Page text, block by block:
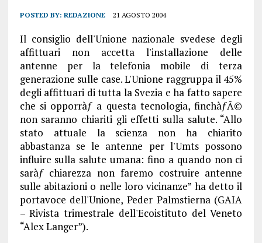
POSTED BY: REDAZIONE 21 AGOSTO 2004
Il consiglio dell'Unione nazionale svedese degli
affittuari non accetta l'installazione delle
antenne per la telefonia mobile di terza
generazione sulle case. L'Unione raggruppa il 45%
degli affittuari di tutta la Svezia e ha fatto sapere
che si opporràƒ a questa tecnologia, finchàƒÂ©
non saranno chiariti gli effetti sulla salute. “Allo
stato attuale la scienza non ha chiarito
abbastanza se le antenne per l'Umts possono
influire sulla salute umana: fino a quando non ci
saràƒ chiarezza non faremo costruire antenne
sulle abitazioni o nelle loro vicinanze” ha detto il
portavoce dell'Unione, Peder Palmstierna (GAIA
– Rivista trimestrale dell'Ecoistituto del Veneto
“Alex Langer”).